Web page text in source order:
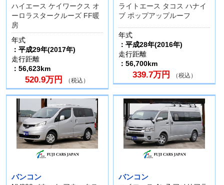
ハイエース ケイワークス オ
ーロラスタークルーズ FF暖
房
年式
：平成29年(2017年)
走行距離
：56,623km
520.9万円 （税込）
ライトエース タコス ハナイ
ブ ポップアップルーフ
年式
：平成28年(2016年)
走行距離
：56,700km
339.7万円 （税込）
バンコン バンコン